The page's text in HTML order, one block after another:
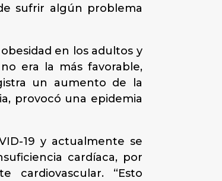
sufrir algún problema
en los adultos y
era la más favorable,
un aumento de la
provocó una epidemia
19 y actualmente se
cardíaca, por
cardiovascular. “Esto